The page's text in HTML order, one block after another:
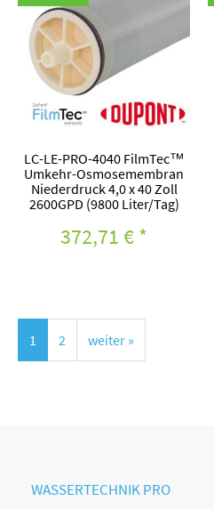
LC-LE-PRO-4040 FilmTec™
Umkehr-Osmosemembran
Niederdruck 4,0 x 40 Zoll
2600GPD (9800 Liter/Tag)
372,71 €*
1 2 weiter »
WASSERTECHNIK PRO